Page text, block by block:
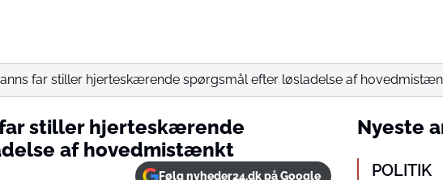
far stiller hjerteskærende spørgsmål efter løsladelse af
stiller hjerteskærende
af hovedmistænkt
Følg nyheder24.dk på Google
Nyeste
POLITIK